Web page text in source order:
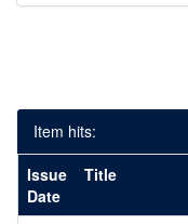
Item hits:
Issue
Date
Title